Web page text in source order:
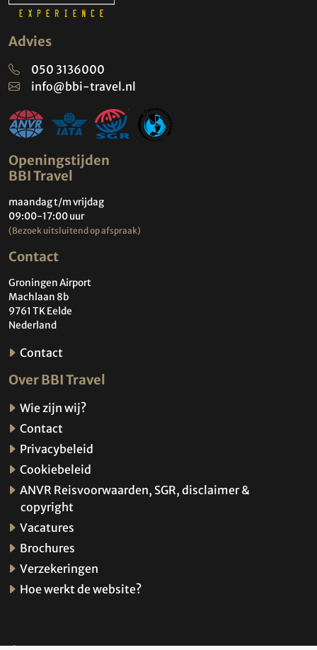
Advies
050 3136000
info@bbi-travel.nl
Openingstijden
BBI Travel
maandag t/m vrijdag
09:00-17:00 uur
(Bezoek uitsluitend op afspraak)
Contact
Groningen Airport
Machlaan 8b
9761 TK Eelde
Nederland
Contact
Over BBI Travel
Wie zijn wij?
Contact
Privacybeleid
Cookiebeleid
ANVR Reisvoorwaarden, SGR, disclaimer &
copyright
Vacatures
Brochures
Verzekeringen
Hoe werkt de website?